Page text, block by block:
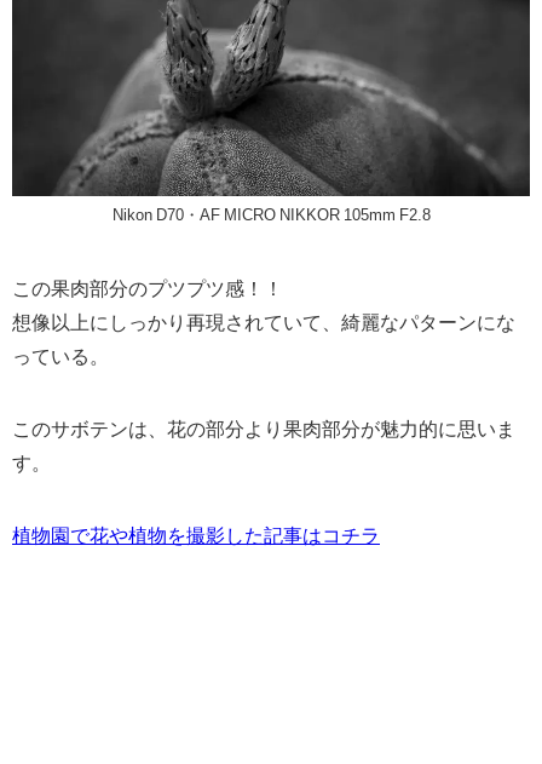
Nikon D70・AF MICRO NIKKOR 105mm F2.8
この果肉部分のプツプツ感！！
想像以上にしっかり再現されていて、綺麗なパターンにな
っている。
このサボテンは、花の部分より果肉部分が魅力的に思いま
す。
植物園で花や植物を撮影した記事はコチラ